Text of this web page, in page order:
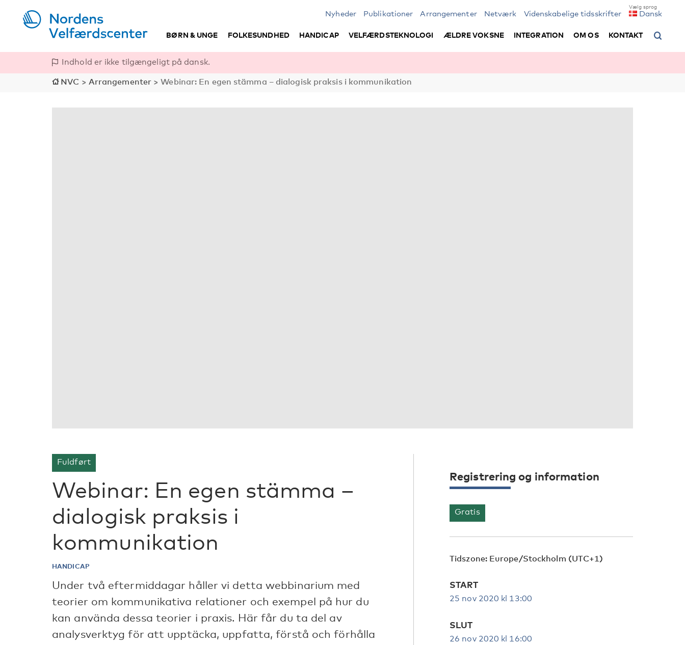
Nyheder Publikationer Arrangementer Netværk Videnskabelige tidsskrifter Dansk
BØRN & UNGE FOLKESUNDHED HANDICAP VELFÆRDSTEKNOLOGI ÆLDRE VOKSNE INTEGRATION OM OS KONTAKT
Indhold er ikke tilgængeligt på dansk.
NVC > Arrangementer >Webinar: En egen stämma – dialogisk praksis i kommunikation
Fuldført
Webinar: En egen stämma –
dialogisk praksis i
kommunikation
HANDICAP
Under två eftermiddagar håller vi detta webbinarium med
teorier om kommunikativa relationer och exempel på hur du
kan använda dessa teorier i praxis. Här får du ta del av
analysverktyg för att upptäcka, uppfatta, förstå och förhålla
Registrering og information
Gratis
Tidszone: Europe/Stockholm (UTC+1)
START
25 nov 2020 kl 13:00
SLUT
26 nov 2020 kl 16:00